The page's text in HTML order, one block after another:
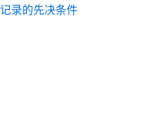
录的先决条件